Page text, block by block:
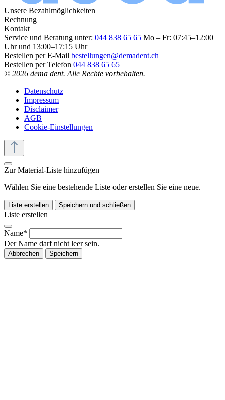
Unsere Bezahlmöglichkeiten
Rechnung
Kontakt
Service und Beratung unter: 044 838 65 65 Mo – Fr: 07:45–12:00
Uhr und 13:00–17:15 Uhr
Bestellen per E-Mail bestellungen@demadent.ch
Bestellen per Telefon 044 838 65 65
© 2026 dema dent. Alle Rechte vorbehalten.
Datenschutz
Impressum
Disclaimer
AGB
Cookie-Einstellungen
Zur Material-Liste hinzufügen
Wählen Sie eine bestehende Liste oder erstellen Sie eine neue.
Liste erstellen Speichern und schließen
Liste erstellen
Name*
Der Name darf nicht leer sein.
Abbrechen Speichern